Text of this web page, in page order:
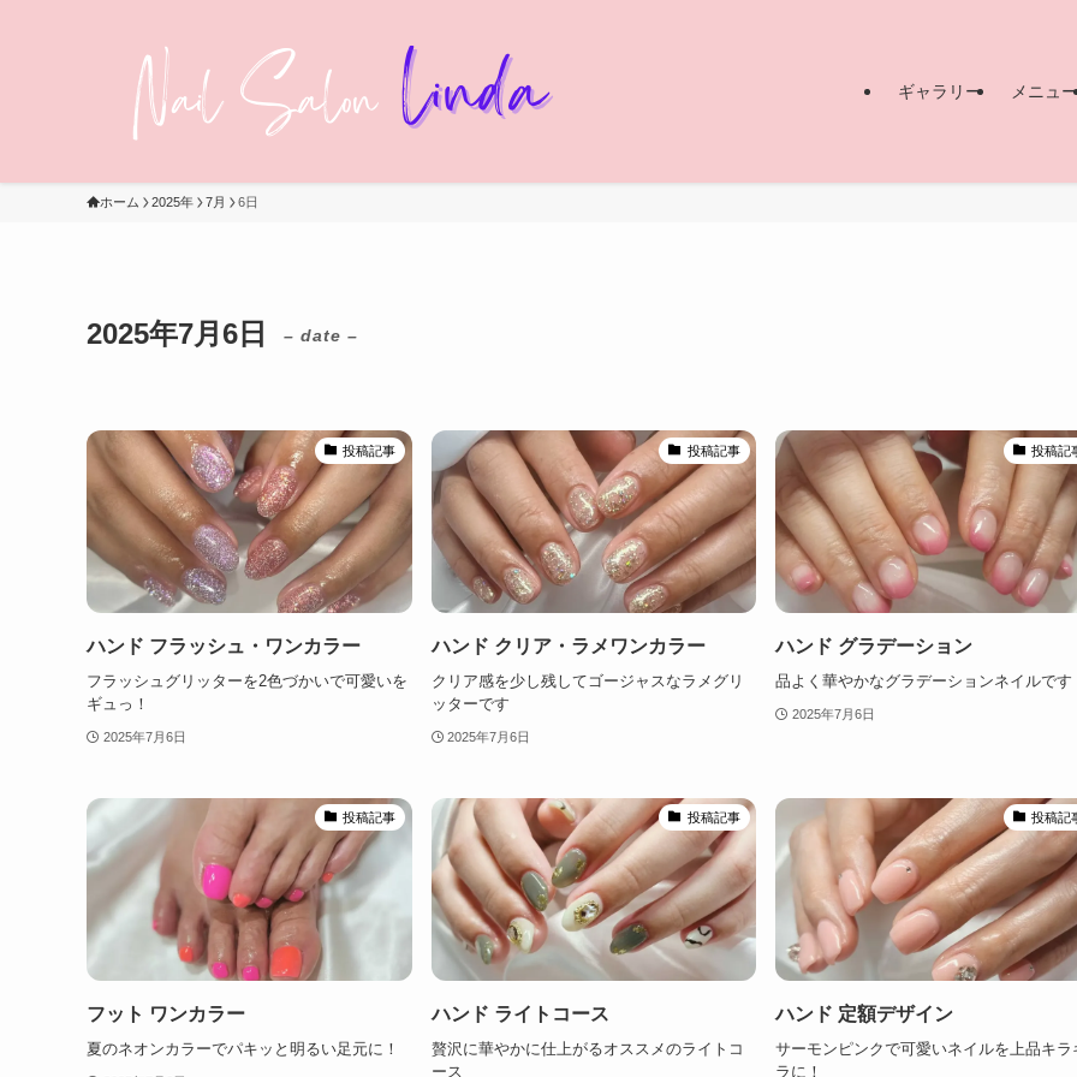
ギャラリー メニュー
ホーム 2025年 7月 6日
2025年7月6日 – date –
投稿記事
ハンド フラッシュ・ワンカラー
フラッシュグリッターを2色づかいで可愛いを
ギュっ！
2025年7月6日
投稿記事
ハンド クリア・ラメワンカラー
クリア感を少し残してゴージャスなラメグリ
ッターです
2025年7月6日
投稿記
ハンド グラデーション
品よく華やかなグラデーションネイルです
2025年7月6日
投稿記事
フット ワンカラー
夏のネオンカラーでパキッと明るい足元に！
投稿記事
ハンド ライトコース
贅沢に華やかに仕上がるオススメのライトコ
ース
投稿記
ハンド 定額デザイン
サーモンピンクで可愛いネイルを上品キラ
ラに！